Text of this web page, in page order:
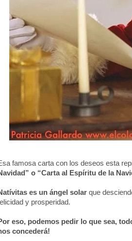
famosa carta con los deseos esta
o “Carta al Espíritu de la
es un ángel solar que
y prosperidad.
eso, podemos pedir lo que sea,
concederá!